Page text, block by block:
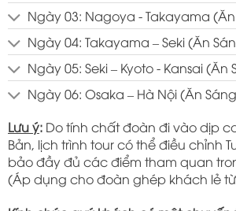
Ngày 03: Nagoya - Takayama (Ăn
Ngày 04: Takayama – Seki (Ăn
Ngày 05: Seki – Kyoto - Kansai (Ăn
Ngày 06: Osaka – Hà Nội (Ăn
Lưu ý: Do tính chất đoàn đi vào dịp
Bản, lịch trình tour có thể điều chỉnh
bảo đầy đủ các điểm tham quan
(Áp dụng cho đoàn ghép khách lẻ